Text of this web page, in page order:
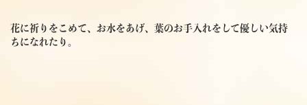
花に祈りをこめて、お水をあげ、葉のお手入れをして優しい気持
ちになれたり。